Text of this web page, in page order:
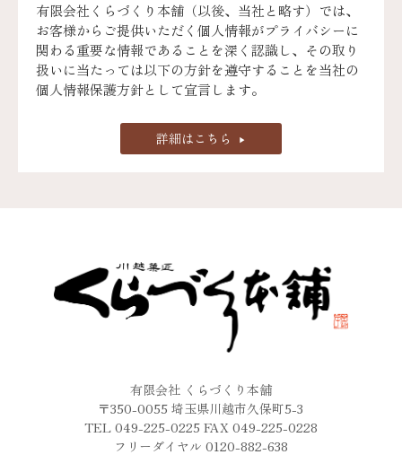
有限会社くらづくり本舗（以後、当社と略す）では、
お客様からご提供いただく個人情報がプライバシーに
関わる重要な情報であることを深く認識し、その取り
扱いに当たっては以下の方針を遵守することを当社の
個人情報保護方針として宣言します。
詳細はこちら
有限会社 くらづくり本舗
〒350-0055 埼玉県川越市久保町5-3
TEL 049-225-0225 FAX 049-225-0228
フリーダイヤル 0120-882-638